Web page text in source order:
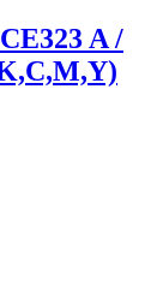
A /